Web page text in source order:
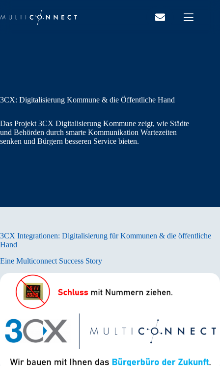
springen
3CX: Digitalisierung Kommune & die Öffentliche Hand
Das Projekt 3CX Digitalisierung Kommune zeigt, wie Städte
und Behörden durch smarte Kommunikation Wartezeiten
senken und Bürgern besseren Service bieten.
3CX Integrationen: Digitalisierung für Kommunen & die öffentliche
Hand
Eine Multiconnect Success Story